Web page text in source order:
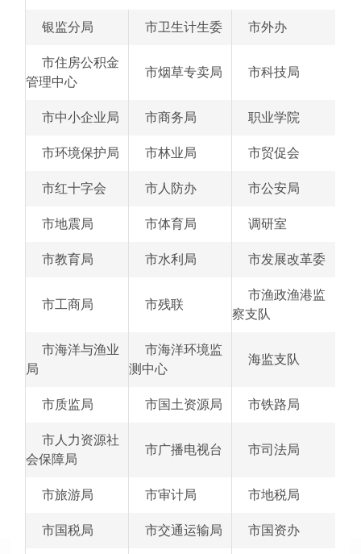
· 2013年
· 2012年
·
·
·
· 2008年
银监分局 市卫生计生委 市外办
市住房公积金
管理中心
市烟草专卖局 市科技局
市中小企业局 市商务局 职业学院
市环境保护局 市林业局 市贸促会
市红十字会 市人防办 市公安局
市地震局 市体育局 调研室
市教育局 市水利局 市发展改革委
市工商局 市残联
市渔政渔港监
察支队
市海洋与渔业
局
市海洋环境监
测中心
海监支队
市质监局 市国土资源局 市铁路局
市人力资源社
会保障局
市广播电视台 市司法局
市旅游局 市审计局 市地税局
市国税局 市交通运输局 市国资办